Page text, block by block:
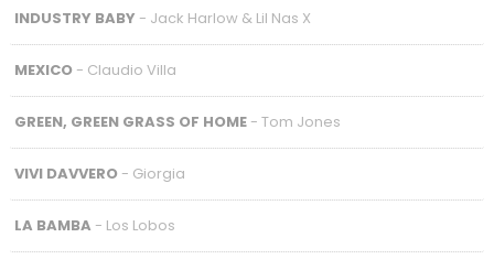
INDUSTRY BABY - Jack Harlow & Lil Nas X
MEXICO- Claudio Villa
GREEN, GREEN GRASS OF HOME- Tom Jones
VIVI DAVVERO- Giorgia
LA BAMBA - Los Lobos